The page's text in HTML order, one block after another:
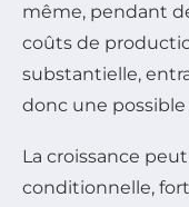
même, pendant
coûts de
substantielle,
donc une
La croissance
conditionnelle,